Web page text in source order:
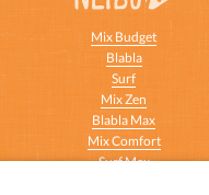
Mix Budget
Blabla
Surf
Mix Zen
Blabla Max
Mix Comfort
Surf Max